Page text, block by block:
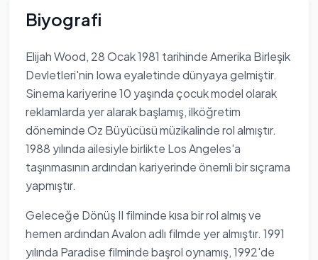
Biyografi
Elijah Wood, 28 Ocak 1981 tarihinde Amerika Birleşik
Devletleri'nin Iowa eyaletinde dünyaya gelmiştir.
Sinema kariyerine 10 yaşında çocuk model olarak
reklamlarda yer alarak başlamış, ilköğretim
döneminde Oz Büyücüsü müzikalinde rol almıştır.
1988 yılında ailesiyle birlikte Los Angeles'a
taşınmasının ardından kariyerinde önemli bir sıçrama
yapmıştır.
Geleceğe Dönüş II filminde kısa bir rol almış ve
hemen ardından Avalon adlı filmde yer almıştır. 1991
yılında Paradise filminde başrol oynamış, 1992'de